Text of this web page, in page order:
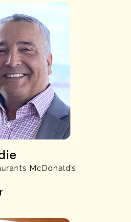
McDonald’s